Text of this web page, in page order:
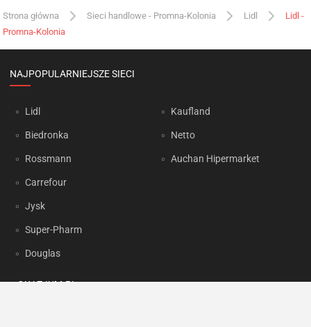
Strona główna Sieci handlowe - Promna-Kolonia Lidl
Lidl -
Promna-Kolonia
NAJPOPULARNIEJSZE SIECI
Lidl
Biedronka
Rossmann
Carrefour
Jysk
Super-Pharm
Douglas
Kaufland
Netto
Auchan Hipermarket
OKAZJUM.PL